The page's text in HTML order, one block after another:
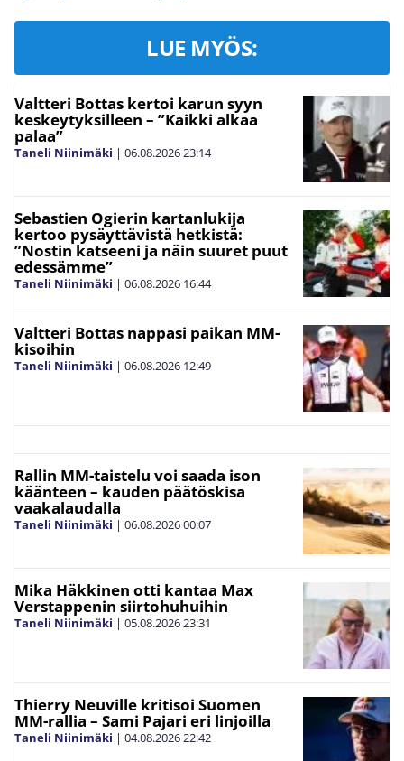
LUE MYÖS:
Valtteri Bottas kertoi karun syyn
keskeytyksilleen – ”Kaikki alkaa
palaa”
Taneli Niinimäki | 06.08.202623:14
Sebastien Ogierin kartanlukija
kertoo pysäyttävistä hetkistä:
”Nostin katseeni ja näin suuret puut
edessämme”
Taneli Niinimäki | 06.08.2026 16:44
Valtteri Bottas nappasi paikan MM-
kisoihin
Taneli Niinimäki | 06.08.2026 12:49
Rallin MM-taistelu voi saada ison
käänteen – kauden päätöskisa
vaakalaudalla
Taneli Niinimäki | 06.08.202600:07
Mika Häkkinen otti kantaa Max
Verstappenin siirtohuhuihin
Taneli Niinimäki | 05.08.202623:31
Thierry Neuville kritisoi Suomen
MM-rallia – Sami Pajari eri linjoilla
Taneli Niinimäki | 04.08.202622:42